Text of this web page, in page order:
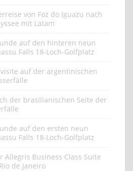
von Foz do Iguazu nach
mit Latam
auf den hinteren neun
Falls 18-Loch-Golfplatz
auf der argentinischen
der brasilianischen Seite der
auf den ersten neun
Falls 18-Loch-Golfplatz
Allegris Business Class Suite
de Janeiro